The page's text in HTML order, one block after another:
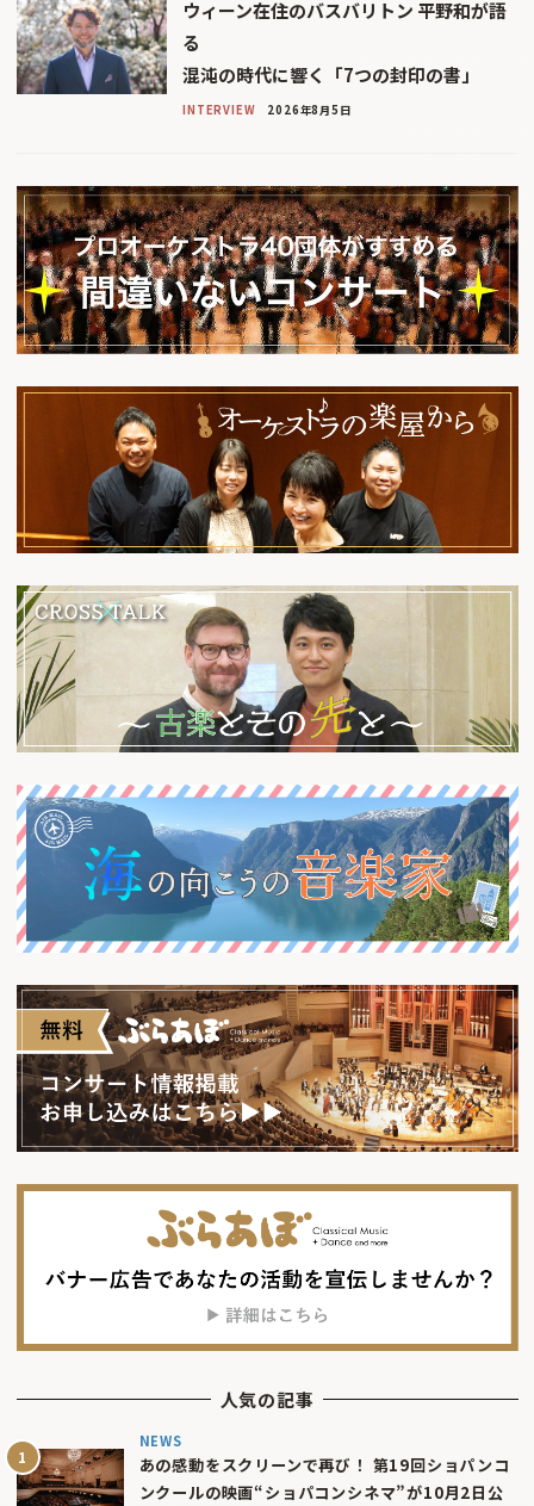
ウィーン在住のバスバリトン 平野和が語
る
混沌の時代に響く「7つの封印の書」
INTERVIEW 2026年8月5日
人気の記事
NEWS
あの感動をスクリーンで再び！ 第19回ショパンコ
ンクールの映画“ショパコンシネマ”が10月2日公